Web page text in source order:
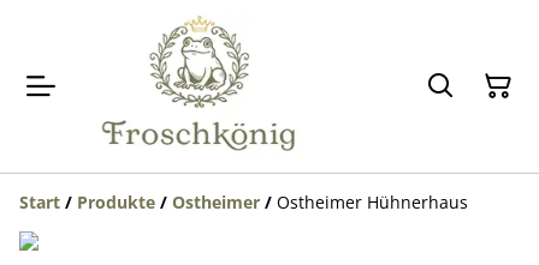
Start / Produkte / Ostheimer / Ostheimer Hühnerhaus